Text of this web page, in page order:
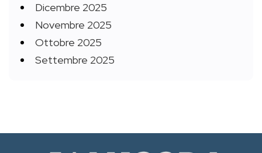
Dicembre 2025
Novembre 2025
Ottobre 2025
Settembre 2025